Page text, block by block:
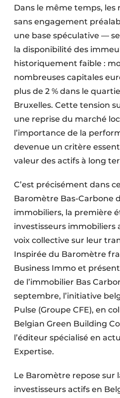
Rénovation
Sécurité incendie
Software
Techniques ferroviaires
Travaux ferroviaires
Dans le même temps, les
sans engagement
une base spéculative —
la disponibilité des
historiquement faible :
nombreuses capitales
plus de 2 % dans le
Bruxelles. Cette tension
une reprise du marché
l’importance de la
devenue un critère
valeur des actifs à long
C’est précisément dans
Baromètre Bas-Carbone
immobiliers, la première
investisseurs immobiliers
voix collective sur leur
Inspirée du Baromètre
Business Immo et
de l’immobilier Bas
septembre, l’initiative
Pulse (Groupe CFE), en
Belgian Green Building
l’éditeur spécialisé en
Expertise.
Le Baromètre repose sur
investisseurs actifs en